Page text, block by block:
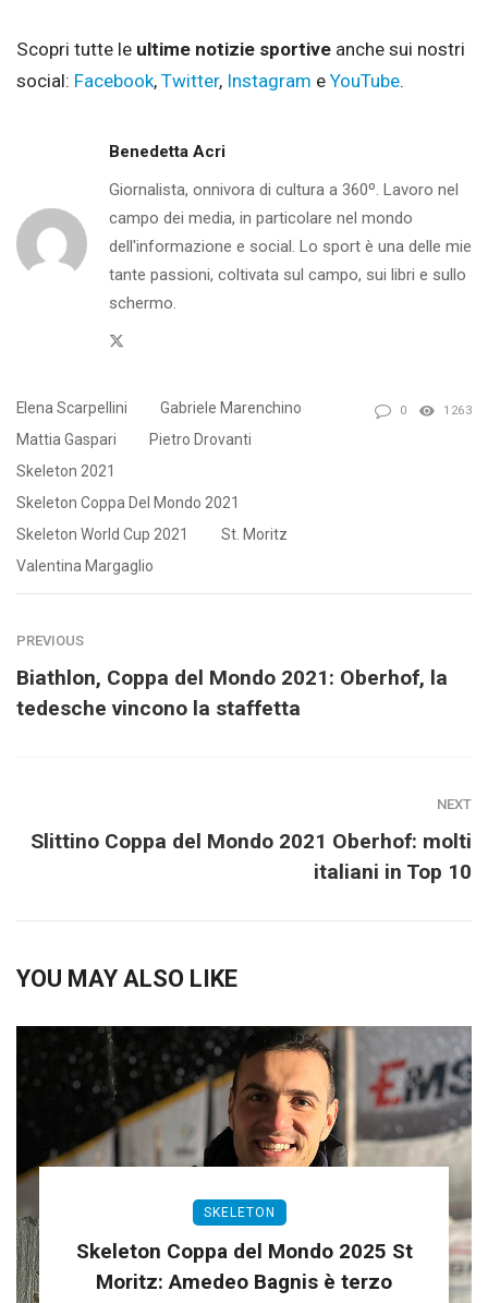
Scopri tutte le ultime notizie sportive anche sui nostri
social: Facebook, Twitter, Instagram e YouTube.
Benedetta Acri
Giornalista, onnivora di cultura a 360º. Lavoro nel
campo dei media, in particolare nel mondo
dell'informazione e social. Lo sport è una delle mie
tante passioni, coltivata sul campo, sui libri e sullo
schermo.
Elena Scarpellini
Gabriele Marenchino
Mattia Gaspari
Pietro Drovanti
Skeleton 2021
Skeleton Coppa Del Mondo 2021
Skeleton World Cup 2021
St. Moritz
Valentina Margaglio
0 1263
PREVIOUS
Biathlon, Coppa del Mondo 2021: Oberhof, la
tedesche vincono la staffetta
NEXT
Slittino Coppa del Mondo 2021 Oberhof: molti
italiani in Top 10
YOU MAY ALSO LIKE
SKELETON
Skeleton Coppa del Mondo 2025 St
Moritz: Amedeo Bagnis è terzo